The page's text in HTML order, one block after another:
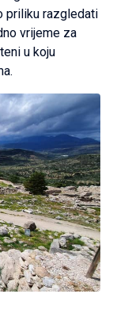
priliku razgledati
vrijeme za
u koju